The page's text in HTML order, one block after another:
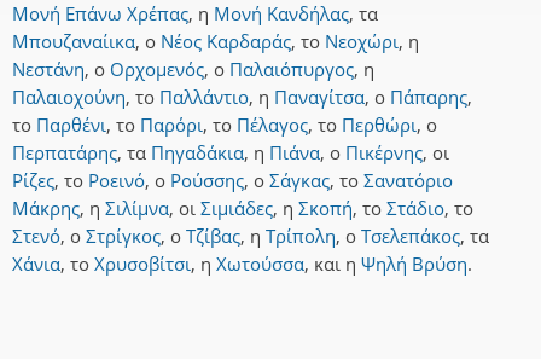
Μονή Επάνω Χρέπας, η Μονή Κανδήλας, τα
Μπουζαναίικα, ο Νέος Καρδαράς, το Νεοχώρι, η
Νεστάνη, ο Ορχομενός, ο Παλαιόπυργος, η
Παλαιοχούνη, το Παλλάντιο, η Παναγίτσα, ο Πάπαρης,
το Παρθένι, το Παρόρι, το Πέλαγος, το Περθώρι, ο
Περπατάρης, τα Πηγαδάκια, η Πιάνα, ο Πικέρνης, οι
Ρίζες, το Ροεινό, ο Ρούσσης, ο Σάγκας, το Σανατόριο
Μάκρης, η Σιλίμνα, οι Σιμιάδες, η Σκοπή, το Στάδιο, το
Στενό, ο Στρίγκος, ο Τζίβας, η Τρίπολη, ο Τσελεπάκος, τα
Χάνια, το Χρυσοβίτσι, η Χωτούσσα, και η Ψηλή Βρύση.